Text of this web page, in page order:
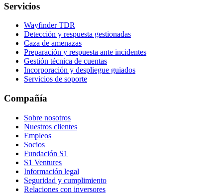
Servicios
Wayfinder TDR
Detección y respuesta gestionadas
Caza de amenazas
Preparación y respuesta ante incidentes
Gestión técnica de cuentas
Incorporación y despliegue guiados
Servicios de soporte
Compañía
Sobre nosotros
Nuestros clientes
Empleos
Socios
Fundación S1
S1 Ventures
Información legal
Seguridad y cumplimiento
Relaciones con inversores